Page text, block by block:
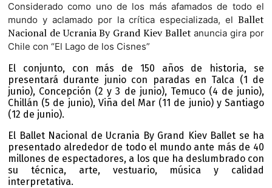
Considerado como uno de los más afamados de todo el
mundo y aclamado por la crítica especializada, el Ballet
Nacional de Ucrania By Grand Kiev Ballet anuncia gira por
Chile con “El Lago de los Cisnes”
El conjunto, con más de 150 años de historia, se
presentará durante junio con paradas en Talca (1 de
junio), Concepción (2 y 3 de junio), Temuco (4 de junio),
Chillán (5 de junio), Viña del Mar (11 de junio) y Santiago
(12 de junio).
El Ballet Nacional de Ucrania By Grand Kiev Ballet se ha
presentado alrededor de todo el mundo ante más de 40
millones de espectadores, a los que ha deslumbrado con
su técnica, arte, vestuario, música y calidad
interpretativa.